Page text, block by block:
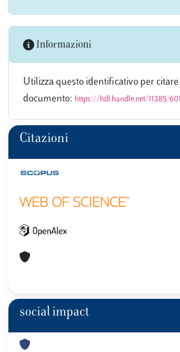
Informazioni
Utilizza questo identificativo per
documento: https://hdl.handle.net/11385/
Citazioni
social impact